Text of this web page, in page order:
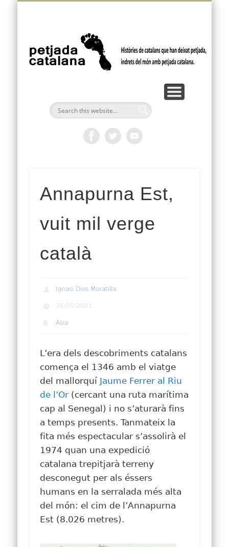
Annapurna Est,
vuit mil verge
català
Ignasi Dies Moratilla
28/05/2021
Àsia
L’era dels descobriments catalans
comença el 1346 amb el viatge
del mallorquí Jaume Ferrer al Riu
de l’Or (cercant una ruta marítima
cap al Senegal) i no s’aturarà fins
a temps presents. Tanmateix la
fita més espectacular s’assolirà el
1974 quan una expedició
catalana trepitjarà terreny
desconegut per als éssers
humans en la serralada més alta
del món: el cim de l’Annapurna
Est (8.026 metres).